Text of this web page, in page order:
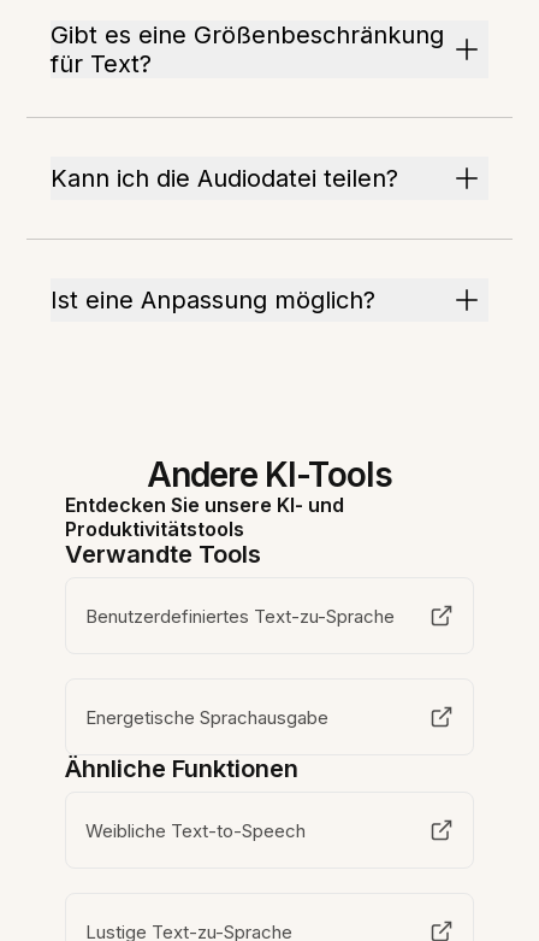
Gibt es eine Größenbeschränkung
für Text?
Kann ich die Audiodatei teilen?
Ist eine Anpassung möglich?
Andere KI-Tools
Entdecken Sie unsere KI- und
Produktivitätstools
Verwandte Tools
Benutzerdefiniertes Text-zu-Sprache
Energetische Sprachausgabe
Ähnliche Funktionen
Weibliche Text-to-Speech
Lustige Text-zu-Sprache